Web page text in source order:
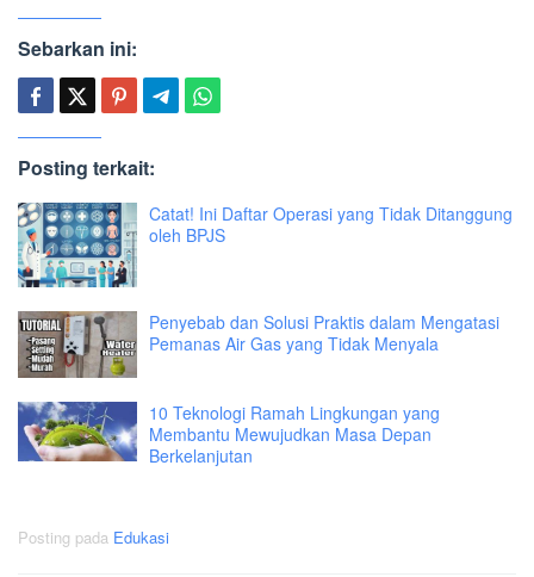
Sebarkan ini:
Posting terkait:
Catat! Ini Daftar Operasi yang Tidak Ditanggung
oleh BPJS
Penyebab dan Solusi Praktis dalam Mengatasi
Pemanas Air Gas yang Tidak Menyala
10 Teknologi Ramah Lingkungan yang
Membantu Mewujudkan Masa Depan
Berkelanjutan
Posting pada Edukasi